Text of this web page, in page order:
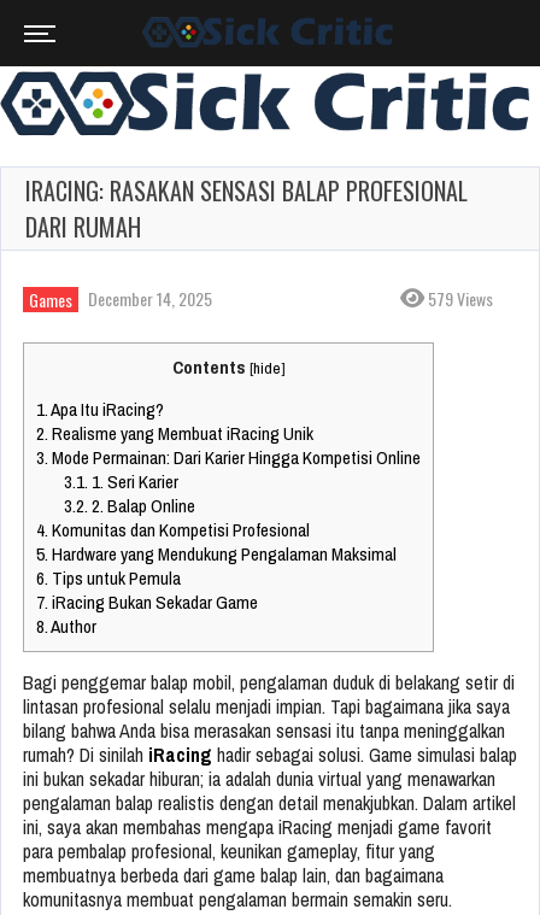
IRACING: RASAKAN SENSASI BALAP PROFESIONAL
DARI RUMAH
Games December 14, 2025 579 Views
Contents [hide]
1.Apa Itu iRacing?
2.Realisme yang Membuat iRacing Unik
3.Mode Permainan: Dari Karier Hingga Kompetisi Online
3.1. 1. Seri Karier
3.2.2. Balap Online
4.Komunitas dan Kompetisi Profesional
5.Hardware yang Mendukung Pengalaman Maksimal
6. Tips untuk Pemula
7.iRacing Bukan Sekadar Game
8.Author
Bagi penggemar balap mobil, pengalaman duduk di belakang setir di
lintasan profesional selalu menjadi impian. Tapi bagaimana jika saya
bilang bahwa Anda bisa merasakan sensasi itu tanpa meninggalkan
rumah? Di sinilah iRacing hadir sebagai solusi. Game simulasi balap
ini bukan sekadar hiburan; ia adalah dunia virtual yang menawarkan
pengalaman balap realistis dengan detail menakjubkan. Dalam artikel
ini, saya akan membahas mengapa iRacing menjadi game favorit
para pembalap profesional, keunikan gameplay, fitur yang
membuatnya berbeda dari game balap lain, dan bagaimana
komunitasnya membuat pengalaman bermain semakin seru.